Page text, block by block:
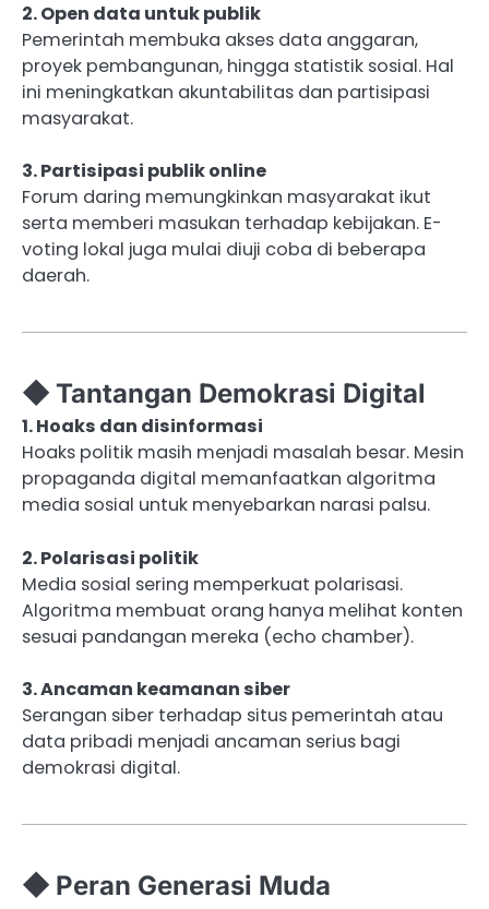
2. Open data untuk publik
Pemerintah membuka akses data anggaran,
proyek pembangunan, hingga statistik sosial. Hal
ini meningkatkan akuntabilitas dan partisipasi
masyarakat.
3. Partisipasi publik online
Forum daring memungkinkan masyarakat ikut
serta memberi masukan terhadap kebijakan. E-
voting lokal juga mulai diuji coba di beberapa
daerah.
◆ Tantangan Demokrasi Digital
1. Hoaks dan disinformasi
Hoaks politik masih menjadi masalah besar. Mesin
propaganda digital memanfaatkan algoritma
media sosial untuk menyebarkan narasi palsu.
2. Polarisasi politik
Media sosial sering memperkuat polarisasi.
Algoritma membuat orang hanya melihat konten
sesuai pandangan mereka (echo chamber).
3. Ancaman keamanan siber
Serangan siber terhadap situs pemerintah atau
data pribadi menjadi ancaman serius bagi
demokrasi digital.
◆ Peran Generasi Muda